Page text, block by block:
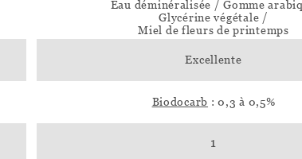
Eau déminéralisée / Gomme
Glycérine végétale /
Miel de fleurs de printemps
Excellente
Biodocarb : 0,3 à 0,5%
1